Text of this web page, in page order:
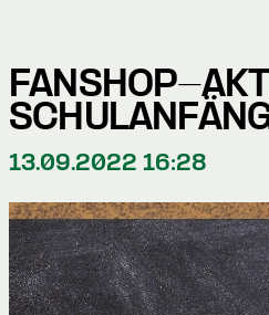
FANSHOP-
13.09.2022 16:28